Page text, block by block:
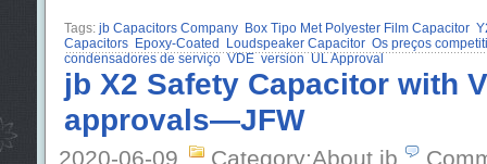
Tags: jb Capacitors Company Box Tipo Met Polyester Film Capacitor
Capacitors
Epoxy-Coated Loudspeaker Capacitor Os preços
condensadores de serviço VDE version UL Approval
jb X2 Safety Capacitor with
approvals—JFW
2020-06-09 Category:About jb